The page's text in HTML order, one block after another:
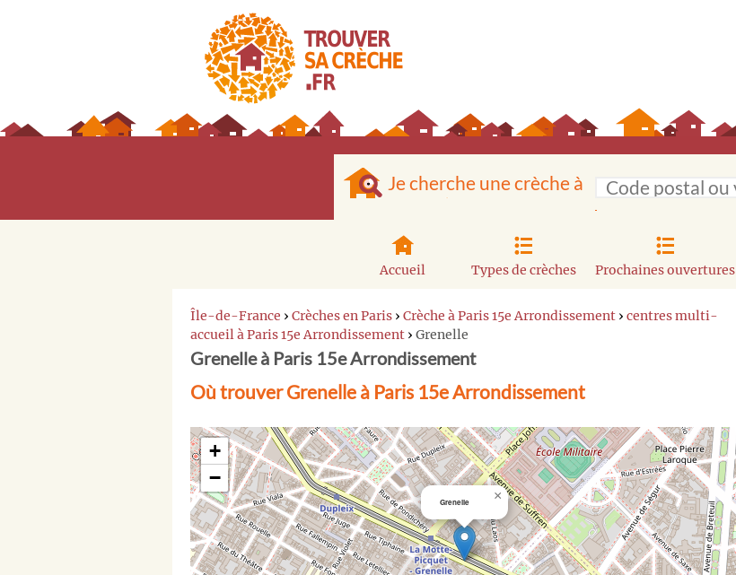
Je cherche une crèche à
Accueil Types de crèches Prochaines ouvertures
Île-de-France › Crèches en Paris › Crèche à Paris 15e Arrondissement › centres multi-
accueil à Paris 15e Arrondissement › Grenelle
Grenelle à Paris 15e Arrondissement
Où trouver Grenelle à Paris 15e Arrondissement
Grenelle ×
+
−